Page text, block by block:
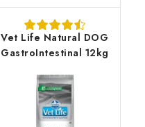
Vet Life Natural DOG
GastroIntestinal 12kg